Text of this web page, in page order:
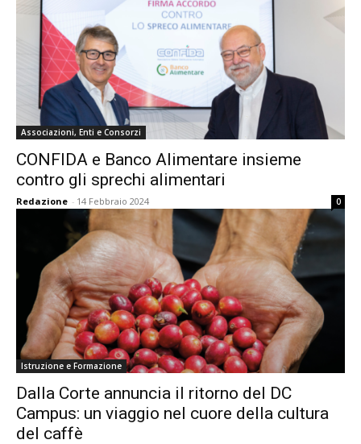
Associazioni, Enti e Consorzi
CONFIDA e Banco Alimentare insieme
contro gli sprechi alimentari
Redazione - 14 Febbraio 2024 0
Istruzione e Formazione
Dalla Corte annuncia il ritorno del DC
Campus: un viaggio nel cuore della cultura
del caffè